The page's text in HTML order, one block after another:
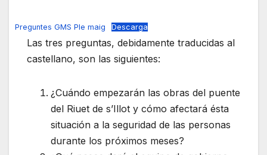
Preguntes GMS Ple maig Descarga
Las tres preguntas, debidamente traducidas al
castellano, son las siguientes:
¿Cuándo empezarán las obras del puente
del Riuet de s’Illot y cómo afectará ésta
situación a la seguridad de las personas
durante los próximos meses?